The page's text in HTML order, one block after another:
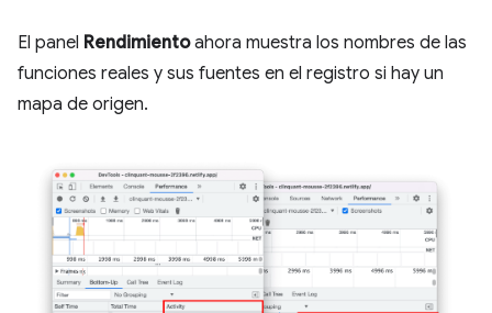
El panel Rendimientoahora muestra los nombres de las
funciones reales y sus fuentes en el registro si hay un
mapa de origen.